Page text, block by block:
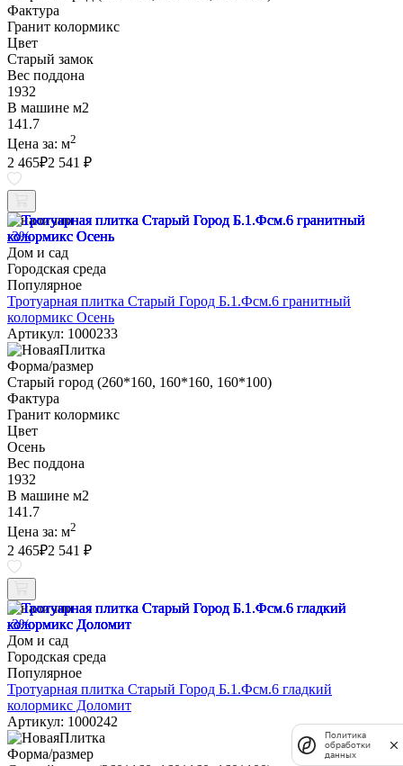
Фактура
Гранит колормикс
Цвет
Старый замок
Вес поддона
1932
В машине м2
141.7
Цена за: м2
2 465₽2 541 ₽
В наличии
-3%
Дом и сад
Городская среда
Популярное
Тротуарная плитка Старый Город Б.1.Фсм.6 гранитный
колормикс Осень
Артикул: 1000233
Форма/размер
Старый город (260*160, 160*160, 160*100)
Фактура
Гранит колормикс
Цвет
Осень
Вес поддона
1932
В машине м2
141.7
Цена за: м2
2 465₽2 541 ₽
В наличии
-3%
Дом и сад
Городская среда
Популярное
Тротуарная плитка Старый Город Б.1.Фсм.6 гладкий
колормикс Доломит
Артикул: 1000242
Форма/размер
Политика
обработки
данных